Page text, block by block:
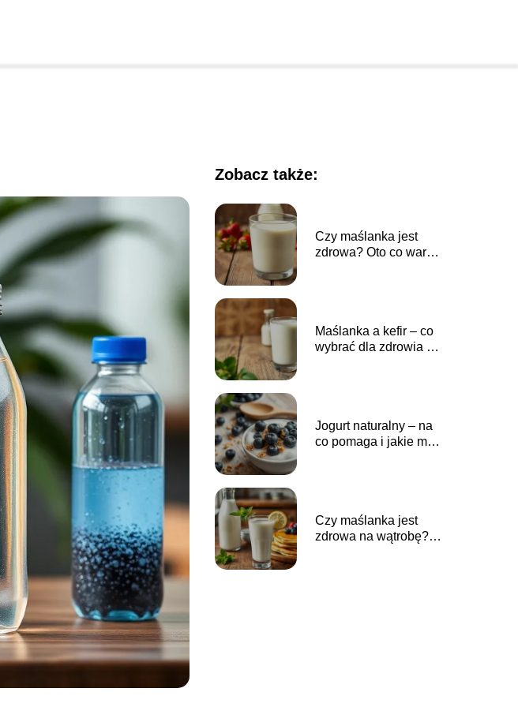
Zobacz także:
Czy maślanka jest
zdrowa? Oto co warto
Maślanka a kefir – co
wybrać dla zdrowia i
Jogurt naturalny – na
co pomaga i jakie ma
Czy maślanka jest
zdrowa na wątrobę?